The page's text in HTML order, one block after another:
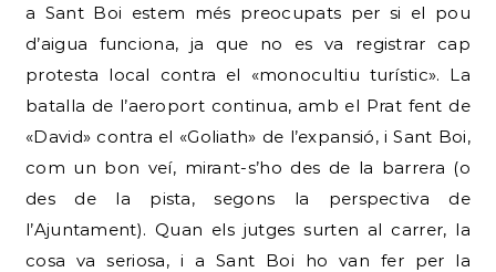
a Sant Boi estem més preocupats per si el pou
d’aigua funciona, ja que no es va registrar cap
protesta local contra el «monocultiu turístic». La
batalla de l’aeroport continua, amb el Prat fent de
«David» contra el «Goliath» de l’expansió, i Sant Boi,
com un bon veí, mirant-s’ho des de la barrera (o
des de la pista, segons la perspectiva de
l’Ajuntament). Quan els jutges surten al carrer, la
cosa va seriosa, i a Sant Boi ho van fer per la